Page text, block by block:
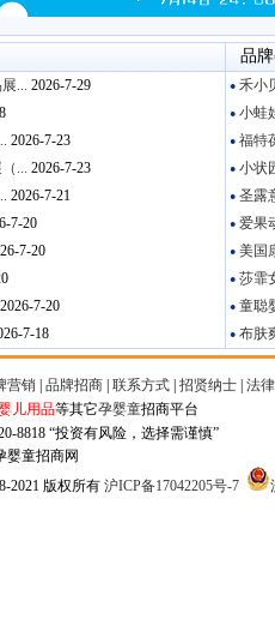
品牌
... 2026-7-29
2026-7-23
... 2026-7-23
2026-7-21
7-20
7-20
2026-7-20
7-18
●禾小
●小蛙
●福特
●小状
●圣露
●爱果
●美国
●莎霏
●童聪
●布肤
营销 品牌招商 联系方式 招贤纳士 法
儿用品等其它孕婴童招商平台
8818 “投资有风险，选择需谨慎”
婴童招商网
2021 版权所有 沪ICP备17042205号-7